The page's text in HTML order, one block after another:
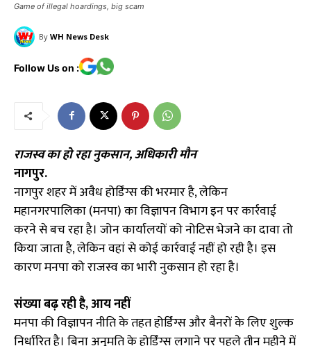
Game of illegal hoardings, big scam
By WH News Desk
Follow Us on :
राजस्व का हो रहा नुकसान, अधिकारी मौन
नागपुर.
नागपुर शहर में अवैध होर्डिंग्स की भरमार है, लेकिन
महानगरपालिका (मनपा) का विज्ञापन विभाग इन पर कार्रवाई
करने से बच रहा है। जोन कार्यालयों को नोटिस भेजने का दावा तो
किया जाता है, लेकिन वहां से कोई कार्रवाई नहीं हो रही है। इस
कारण मनपा को राजस्व का भारी नुकसान हो रहा है।
संख्या बढ़ रही है, आय नहीं
मनपा की विज्ञापन नीति के तहत होर्डिंग्स और बैनरों के लिए शुल्क
निर्धारित है। बिना अनुमति के होर्डिंग्स लगाने पर पहले तीन महीने में